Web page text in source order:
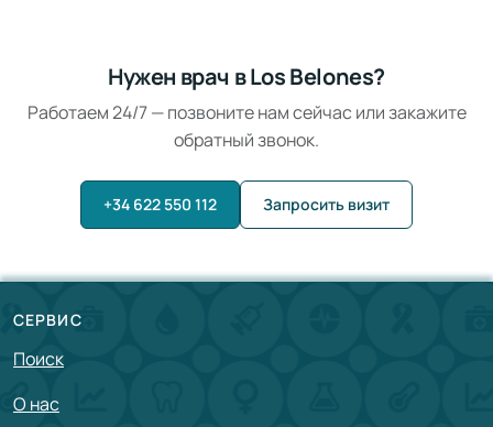
Нужен врач в Los Belones?
Работаем 24/7 — позвоните нам сейчас или закажите
обратный звонок.
+34 622 550 112 Запросить визит
СЕРВИС
Поиск
О нас